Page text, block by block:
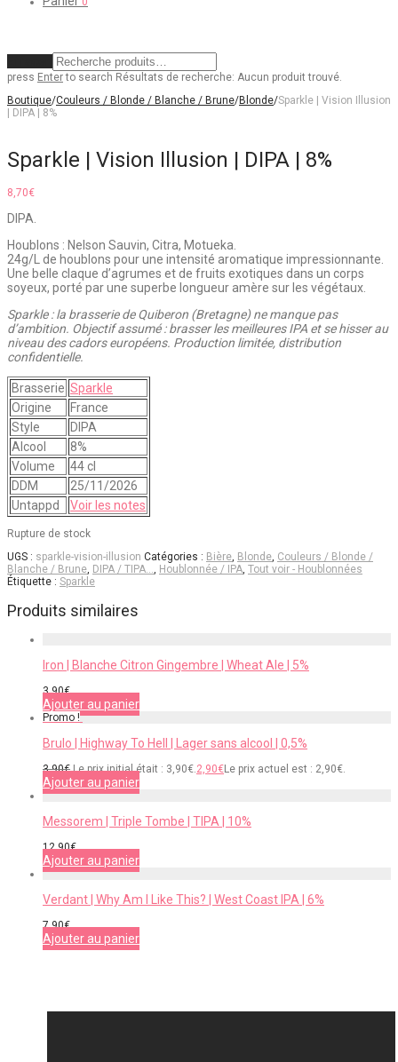
press Enterto search Résultats de recherche: Aucun produit trouvé.
Boutique/Couleurs / Blonde / Blanche / Brune/Blonde/Sparkle | Vision Illusion
| DIPA | 8%
Sparkle | Vision Illusion | DIPA | 8%
8,70€
DIPA.
Houblons : Nelson Sauvin, Citra, Motueka.
24g/L de houblons pour une intensité aromatique impressionnante.
Une belle claque d’agrumes et de fruits exotiques dans un corps
soyeux, porté par une superbe longueur amère sur les végétaux.
Sparkle : la brasserie de Quiberon (Bretagne) ne manque pas
d’ambition. Objectif assumé : brasser les meilleures IPA et se hisser au
niveau des cadors européens. Production limitée, distribution
confidentielle.
Brasserie Sparkle
Origine
France
Style
DIPA
Alcool
8%
Volume
44 cl
DDM
25/11/2026
Untappd
Voir les notes
Rupture de stock
UGS : sparkle-vision-illusion Catégories : Bière, Blonde, Couleurs / Blonde /
Blanche / Brune, DIPA / TIPA…, Houblonnée / IPA, Tout voir - Houblonnées
Étiquette : Sparkle
Produits similaires
Iron | Blanche Citron Gingembre | Wheat Ale | 5%
3,90€
Ajouter au panier
Promo !
Brulo | Highway To Hell | Lager sans alcool | 0,5%
3,90€ Le prix initial était : 3,90€.2,90€Le prix actuel est : 2,90€.
Ajouter au panier
Messorem | Triple Tombe | TIPA | 10%
12,90€
Ajouter au panier
Verdant | Why Am I Like This? | West Coast IPA | 6%
7,90€
Ajouter au panier